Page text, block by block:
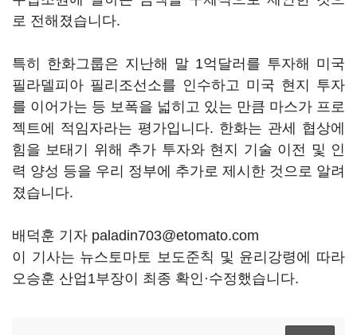
로 전해졌습니다.
특히 한화그룹은 지난해 말 1억달러를 투자해 미국
필라델피아 필리조선소를 인수하고 미국 현지 투자
를 이어가는 등 보폭을 넓히고 있는 만큼 마스가 프로
젝트에 적임자라는 평가입니다. 한화는 관세 협상에
힘을 보태기 위해 추가 투자와 현지 기술 이전 및 인
력 양성 등을 우리 정부에 추가로 제시한 것으로 알려
졌습니다.
배덕훈 기자 paladin703@etomato.com
이 기사는 뉴스토마토 보도준칙 및 윤리강령에 따라
오승훈 산업1부장이 최종 확인·수정했습니다.